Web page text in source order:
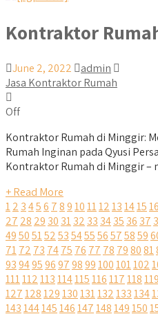
Kontraktor
June 2, 2022
admin
Jasa Kontraktor Rumah
Off
Kontraktor Rumah di Minggir:
Rumah Inginan pada Qyusi
Kontraktor Rumah di Minggir –
+ Read More
12 3456 78910111213141516
27 28 29 30 3132 33 3435 36 37
4950515253545556575859
7172 73 7475 76 77 78 798081
93949596979899100101102
111112113114115116117118119
127128129130131132133134
143144145146147148149150